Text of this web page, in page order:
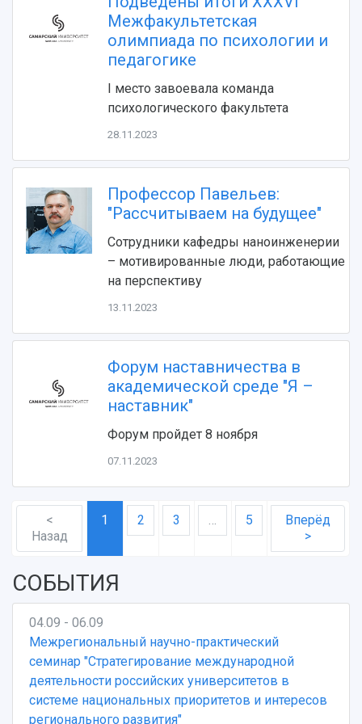
Устойчивое развитие
3D-тур по университету
Центр истории авиационных двигателей
Ботанический сад
Международный межвузовский кампус
Сведения об образовательной организации
Официальные документы
Видеолекции
Противодействие COVID-19
деятельности
Журналы Самарского университета
Научные конференции
Публикации и издания
Отчеты о проведенных конференциях
Межфакультетская
олимпиада по психологии и
педагогике
I место завоевала команда
психологического факультета
28.11.2023
Профессор Павельев:
"Рассчитываем на будущее"
Сотрудники кафедры наноинженерии
– мотивированные люди, работающие
на перспективу
13.11.2023
Форум наставничества в
академической среде "Я –
наставник"
Форум пройдет 8 ноября
07.11.2023
<
Назад
1 2 3 … 5
Вперёд
>
СОБЫТИЯ
04.09 - 06.09
Межрегиональный научно-практический
семинар "Стратегирование международной
деятельности российских университетов в
системе национальных приоритетов и интересов
регионального развития"